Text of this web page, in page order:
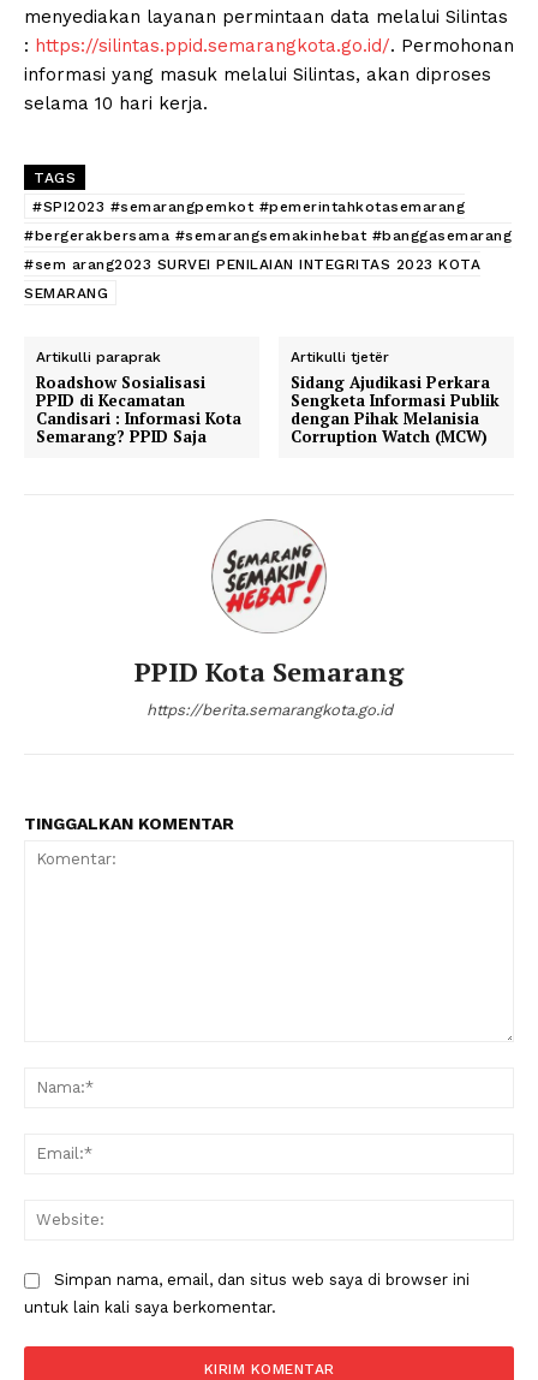
menyediakan layanan permintaan data melalui Silintas
: https://silintas.ppid.semarangkota.go.id/. Permohonan
informasi yang masuk melalui Silintas, akan diproses
selama 10 hari kerja.
TAGS
#SPI2023 #semarangpemkot #pemerintahkotasemarang
#bergerakbersama #semarangsemakinhebat #banggasemarang
#sem arang2023 SURVEI PENILAIAN INTEGRITAS 2023 KOTA
SEMARANG
Artikulli paraprak
Roadshow Sosialisasi
PPID di Kecamatan
Candisari : Informasi Kota
Semarang? PPID Saja
Artikulli tjetër
Sidang Ajudikasi Perkara
Sengketa Informasi Publik
dengan Pihak Melanisia
Corruption Watch (MCW)
PPID Kota Semarang
https://berita.semarangkota.go.id
TINGGALKAN KOMENTAR
Simpan nama, email, dan situs web saya di browser ini
untuk lain kali saya berkomentar.